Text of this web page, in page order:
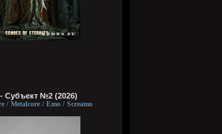
- Субъект №2 (2026)
/ Metalcore / Emo / Screamo